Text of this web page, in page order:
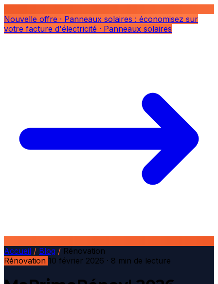
Nouvelle offre · Panneaux solaires : économisez sur
votre facture d'électricité · Panneaux solaires
Accueil / Blog / Rénovation
Rénovation 10 février 2026 · 8 min de lecture